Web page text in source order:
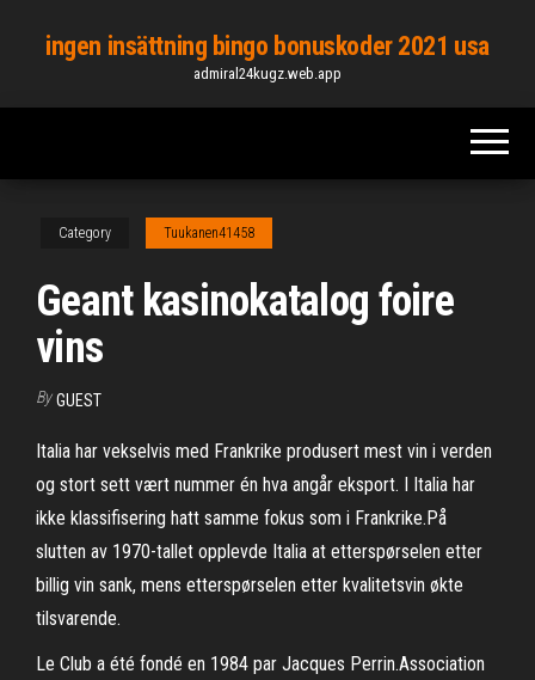
content
ingen insättning bingo bonuskoder 2021 usa
admiral24kugz.web.app
Category Tuukanen41458
Geant kasinokatalog foire
vins
By GUEST
Italia har vekselvis med Frankrike produsert mest vin i verden
og stort sett vært nummer én hva angår eksport. I Italia har
ikke klassifisering hatt samme fokus som i Frankrike.På
slutten av 1970-tallet opplevde Italia at etterspørselen etter
billig vin sank, mens etterspørselen etter kvalitetsvin økte
tilsvarende.
Le Club a été fondé en 1984 par Jacques Perrin.Association